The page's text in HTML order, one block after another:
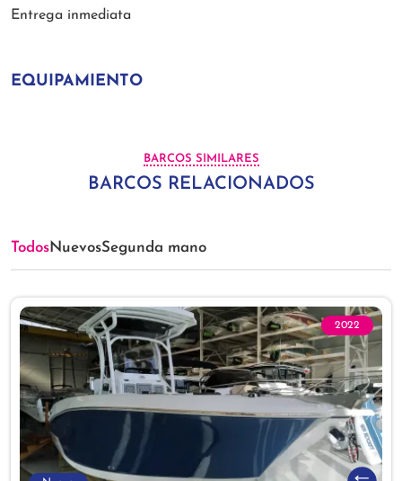
Entrega inmediata
EQUIPAMIENTO
BARCOS SIMILARES
BARCOS RELACIONADOS
TodosNuevosSegunda mano
2022